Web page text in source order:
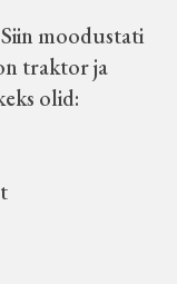
moodustati
traktor ja
olid: